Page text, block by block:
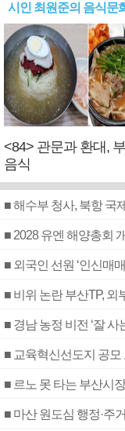
시인 최원준의 음식문
<84> 관문과 환대,
음식
■ 해수부 청사, 북항 국
■ 2028 유엔 해양총회
■ 외국인 선원 ‘인신매
■ 비위 논란 부산TP, 외
■ 경남 농정 비전 ‘잘
■ 교육혁신선도지 공모
■ 르노 못 타는 부산시
■ 마산 원도심 행정·주